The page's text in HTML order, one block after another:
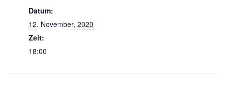
Datum:
12. November, 2020
Zeit:
18:00